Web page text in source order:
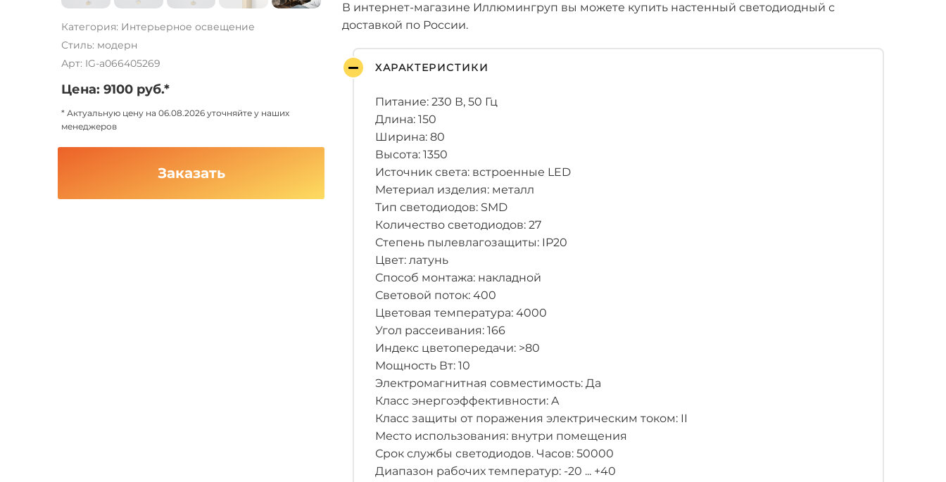
Категория: Интерьерное освещение
Стиль: модерн
Арт: IG-a066405269
Цена: 9100 руб.*
* Актуальную цену на 06.08.2026 уточняйте у наших
менеджеров
Заказать
В интернет-магазине Иллюмингруп вы можете купить настенный светодиодный с
доставкой по России.
ХАРАКТЕРИСТИКИ
Питание: 230 В, 50 Гц
Длина: 150
Ширина: 80
Высота: 1350
Источник света: встроенные LED
Метериал изделия: металл
Тип светодиодов: SMD
Количество светодиодов: 27
Степень пылевлагозащиты: IP20
Цвет: латунь
Способ монтажа: накладной
Световой поток: 400
Цветовая температура: 4000
Угол рассеивания: 166
Индекс цветопередачи: >80
Мощность Вт: 10
Электромагнитная совместимость: Да
Класс энергоэффективности: A
Класс защиты от поражения электрическим током: II
Место использования: внутри помещения
Срок службы светодиодов. Часов: 50000
Диапазон рабочих температур: -20 ... +40